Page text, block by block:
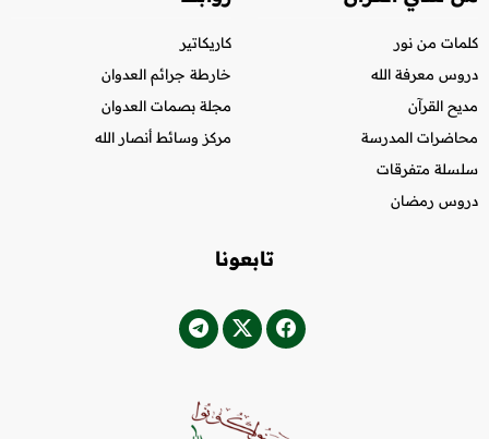
كلمات من نور
دروس معرفة الله
مديح القرآن
محاضرات المدرسة
سلسلة متفرقات
دروس رمضان
كاريكاتير
خارطة جرائم العدوان
مجلة بصمات العدوان
مركز وسائط أنصار الله
تابعونا